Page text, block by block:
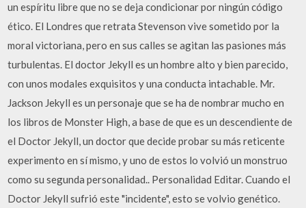
un espíritu libre que no se deja condicionar por ningún código
ético. El Londres que retrata Stevenson vive sometido por la
moral victoriana, pero en sus calles se agitan las pasiones más
turbulentas. El doctor Jekyll es un hombre alto y bien parecido,
con unos modales exquisitos y una conducta intachable. Mr.
Jackson Jekyll es un personaje que se ha de nombrar mucho en
los libros de Monster High, a base de que es un descendiente de
el Doctor Jekyll, un doctor que decide probar su más reticente
experimento en sí mismo, y uno de estos lo volvió un monstruo
como su segunda personalidad.. Personalidad Editar. Cuando el
Doctor Jekyll sufrió este "incidente", esto se volvio genético.